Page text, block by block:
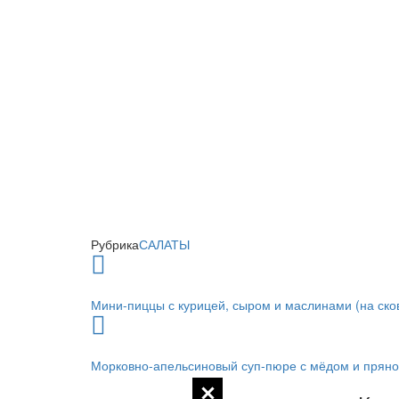
РубрикаСАЛАТЫ
Мини-пиццы с курицей, сыром и маслинами (на
Морковно-апельсиновый суп-пюре с мёдом и